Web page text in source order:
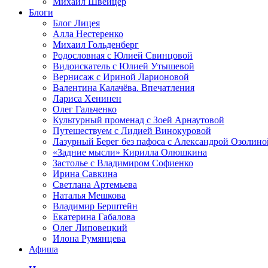
Блоги
Блог Лицея
Алла Нестеренко
Михаил Гольденберг
Родословная с Юлией Свинцовой
Видоискатель с Юлией Утышевой
Вернисаж с Ириной Ларионовой
Валентина Калачёва. Впечатления
Лариса Хенинен
Олег Гальченко
Культурный променад с Зоей Арнаутовой
Путешествуем с Лидией Винокуровой
Лазурный Берег без пафоса с Александрой
«Задние мысли» Кирилла Олюшкина
Застолье с Владимиром Софиенко
Ирина Савкина
Светлана Артемьева
Наталья Мешкова
Владимир Берштейн
Екатерина Габалова
Олег Липовецкий
Илона Румянцева
Афиша